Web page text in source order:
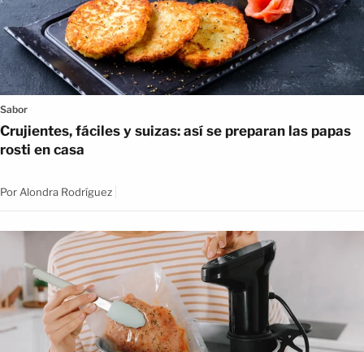
Sabor
Crujientes, fáciles y suizas: así se preparan las papas
rosti en casa
Por Alondra Rodríguez